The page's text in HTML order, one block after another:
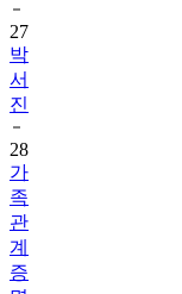
27
박
서
진
28
가
족
관
계
증